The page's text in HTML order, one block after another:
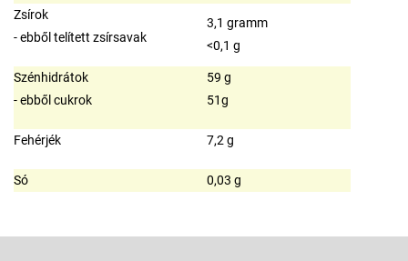
Zsírok
- ebből telített zsírsavak
3,1 gramm
<0,1 g
Szénhidrátok
- ebből cukrok
59 g
51g
Fehérjék 7,2 g
Só 0,03 g